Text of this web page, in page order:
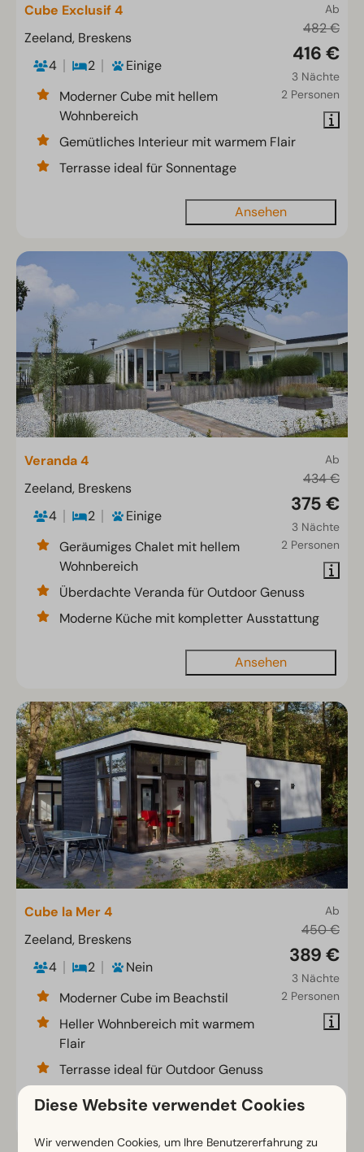
Ab
482 €
416 €
3 Nächte
2 Personen
Cube Exclusif 4
Zeeland, Breskens
4
2
Einige
Moderner Cube mit hellem
Wohnbereich
Gemütliches Interieur mit warmem Flair
Terrasse ideal für Sonnentage
Ansehen
Ab
434 €
375 €
3 Nächte
2 Personen
Veranda 4
Zeeland, Breskens
4
2
Einige
Geräumiges Chalet mit hellem
Wohnbereich
Überdachte Veranda für Outdoor Genuss
Moderne Küche mit kompletter Ausstattung
Ansehen
Ab
450 €
389 €
3 Nächte
2 Personen
Cube la Mer 4
Zeeland, Breskens
4
2
Nein
Moderner Cube im Beachstil
Heller Wohnbereich mit warmem
Flair
Terrasse ideal für Outdoor Genuss
Ansehen
Diese Website verwendet Cookies
Wir verwenden Cookies, um Ihre Benutzererfahrung zu